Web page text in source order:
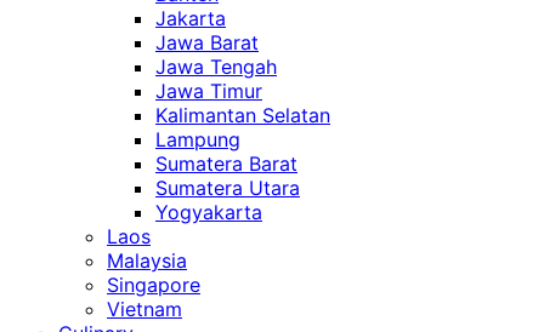
Jakarta
Jawa Barat
Jawa Tengah
Jawa Timur
Kalimantan Selatan
Lampung
Sumatera Barat
Sumatera Utara
Yogyakarta
Laos
Malaysia
Singapore
Vietnam